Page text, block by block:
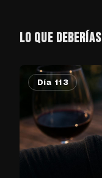
LO QUE
Día 113